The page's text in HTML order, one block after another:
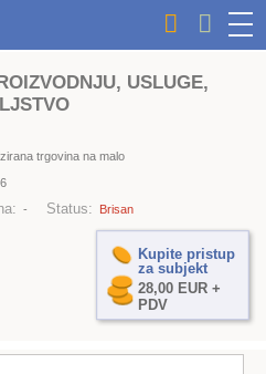
USLUGE,
trgovina na malo
- Status: Brisan
Kupite pristup
za subjekt
28,00 EUR +
PDV